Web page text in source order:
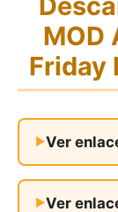
MOD
Friday
Ver
Ver